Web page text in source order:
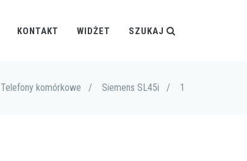
KONTAKT WIDŻET SZUKAJ
Telefony komórkowe / Siemens SL45i / 1